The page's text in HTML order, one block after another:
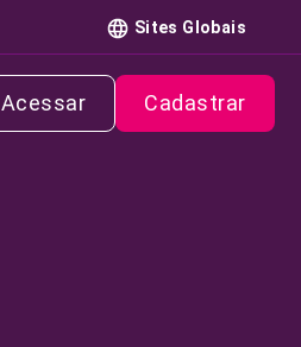
Sites Globais
Acessar Cadastrar